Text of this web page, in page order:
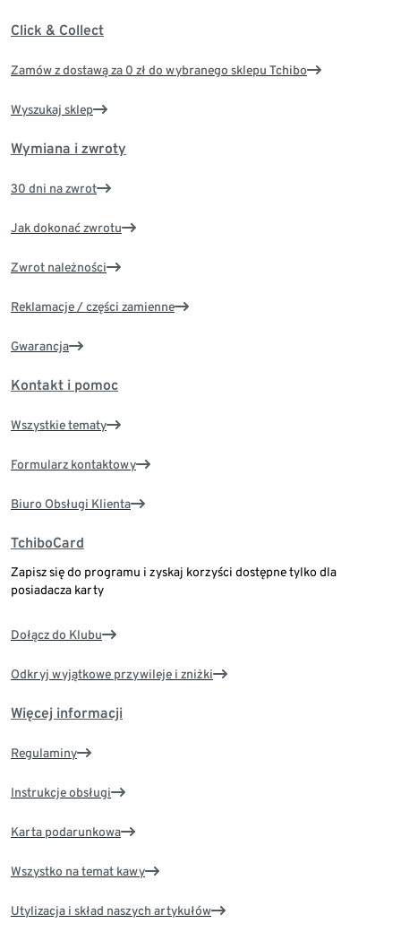
Click & Collect
Zamów z dostawą za 0 zł do wybranego sklepu Tchibo
Wyszukaj sklep
Wymiana i zwroty
30 dni na zwrot
Jak dokonać zwrotu
Zwrot należności
Reklamacje / części zamienne
Gwarancja
Kontakt i pomoc
Wszystkie tematy
Formularz kontaktowy
Biuro Obsługi Klienta
TchiboCard
Zapisz się do programu i zyskaj korzyści dostępne tylko dla
posiadacza karty
Dołącz do Klubu
Odkryj wyjątkowe przywileje i zniżki
Więcej informacji
Regulaminy
Instrukcje obsługi
Karta podarunkowa
Wszystko na temat kawy
Utylizacja i skład naszych artykułów